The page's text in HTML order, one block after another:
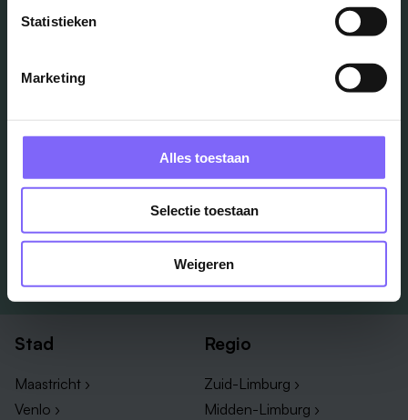
Statistieken
Marketing
Alles toestaan
Selectie toestaan
Weigeren
Stad
Maastricht ›
Venlo ›
Regio
Zuid-Limburg ›
Midden-Limburg ›